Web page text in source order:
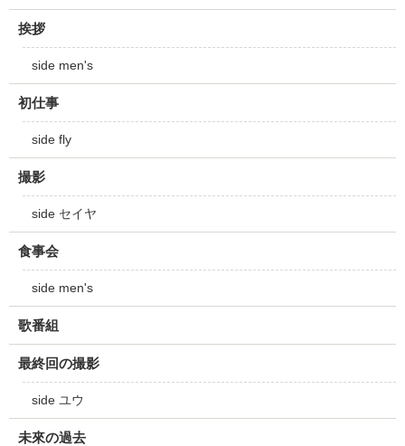
挨拶
side men's
初仕事
side fly
撮影
side セイヤ
食事会
side men's
歌番組
最終回の撮影
side ユウ
未來の過去